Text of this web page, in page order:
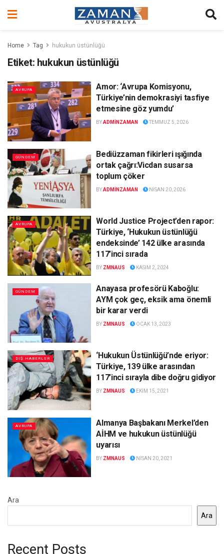
Home Tag hukukun üstünlüğü
Etiket: hukukun üstünlüğü
AVRUPA
Amor: ‘Avrupa Komisyonu,
Türkiye’nin demokrasiyi tasfiye
etmesine göz yumdu’
BYADMINZAMAN TEMMUZ 5, 2026
GÜNDEM
Bediüzzaman fikirleri ışığında
ortak çağrı:Vicdan susarsa
toplum çöker
BYADMINZAMAN NISAN 20, 2026
AVRUPA
World Justice Project’den rapor:
Türkiye, ‘Hukukun üstünlüğü
endeksinde’ 142 ülke arasında
117’inci sırada
BY ZMNAUS KASIM 2, 2024
GÜNDEM
Anayasa profesörü Kaboğlu:
AYM çok geç, eksik ama önemli
bir karar verdi
BY ZMNAUS OCAK 13, 2023
DIŞ HABERLER
‘Hukukun Üstünlüğü’nde eriyor:
Türkiye, 139 ülke arasından
117’inci sırayla dibe doğru gidiyor
BY ZMNAUS EKIM 15, 2021
AVRUPA
Almanya Başbakanı Merkel’den
AİHM ve hukukun üstünlüğü
uyarısı
BY ZMNAUS NISAN 20, 2021
Ara
Ara
Recent Posts